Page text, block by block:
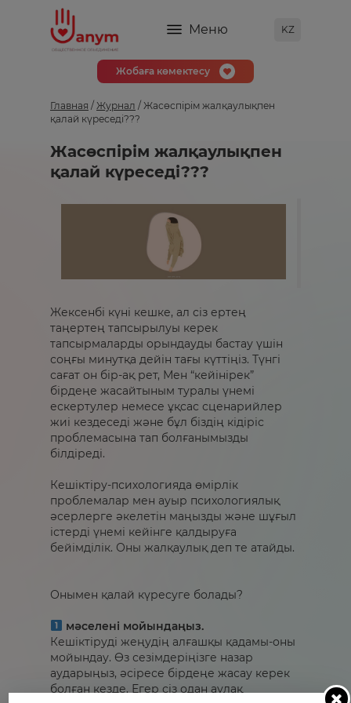
Меню KZ
Жобаға көмектесу
Главная / Журнал / Жасөспірім жалқаулықпен
қалай күреседі???
Жасөспірім жалқаулықпен
қалай күреседі???
Жексенбі күні кешке, ал сіз ертең
таңертең тапсырылуы керек
тапсырмаларды орындауды бастау үшін
соңғы минутқа дейін тағы күттіңіз. Түнгі
сағат он бір-ақ рет, Мен “кейінірек”
бірдеңе жасайтыным туралы үнемі
ескертулер немесе ұқсас сценарийлер
жиі кездеседі және бұл біздің кідіріс
проблемасына тап болғанымызды
білдіреді.⁣⁣⠀
Кешіктіру-психологияда өмірлік
проблемалар мен ауыр психологиялық
әсерлерге әкелетін маңызды және шұғыл
істерді үнемі кейінге қалдыруға
бейімділік. Оны жалқаулық деп те атайды.
Онымен қалай күресуге болады? ⁣⁣⠀
мәселені мойындаңыз. ⁣⁣⠀
Кешіктіруді жеңудің алғашқы қадамы-оны
мойындау. Өз сезімдеріңізге назар
аударыңыз, әсіресе бірдеңе жасау керек
болған кезде. Егер сіз одан аулақ